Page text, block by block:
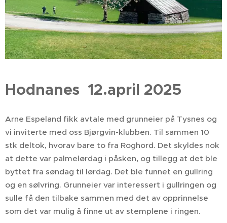
Hodnanes 12.april 2025
Arne Espeland fikk avtale med grunneier på Tysnes og
vi inviterte med oss Bjørgvin-klubben. Til sammen 10
stk deltok, hvorav bare to fra Roghord. Det skyldes nok
at dette var palmelørdag i påsken, og tillegg at det ble
byttet fra søndag til lørdag. Det ble funnet en gullring
og en sølvring. Grunneier var interessert i gullringen og
sulle få den tilbake sammen med det av opprinnelse
som det var mulig å finne ut av stemplene i ringen.